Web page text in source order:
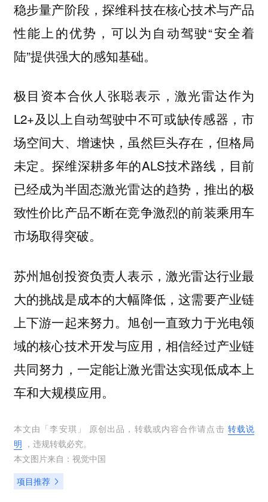
稳步量产阶段，探维科技在核心技术与产品
性能上的优势，可以为自动驾驶“安全着
陆”提供强大的感知基础。
极目资本合伙人张聪表示，激光雷达作为
L2+及以上自动驾驶中不可或缺传感器，市
场空间大、增速快，虽然巨头存在，但格局
未定。探维深耕多年的ALS技术路线，目前
已经成为半固态激光雷达的趋势，推出的极
致性价比产品不断在竞争激烈的前装乘用车
市场取得突破。
苏州旭创投资负责人表示，激光雷达行业最
大的挑战是成本的大幅降低，这需要产业链
上下游一起来努力。旭创一直致力于光电领
域的核心技术开发与应用，相信经过产业链
共同努力，一定能让激光雷达实现低成本上
车和大规模应用。
本文由「 李安琪 」 原创出品，转载或内容合作请点击 转载说
明 ，违规转载必究。
本文图片来自： 视觉中国
项目推荐